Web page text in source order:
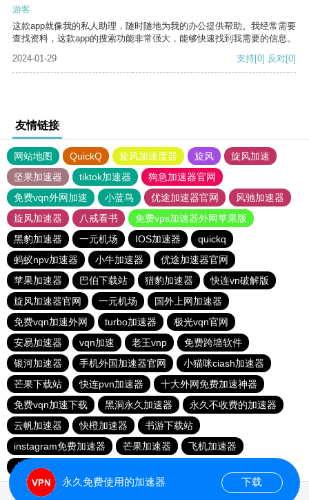
游客
这款app就像我的私人助理，随时随地为我的办公提供帮助。我经常需要
查找资料，这款app的搜索功能非常强大，能够快速找到我需要的信息。
2024-01-29
支持[0] 反对[0]
友情链接
网站地图 QuickQ 旋风加速度器 旋风
旋风加速
坚果加速器
tiktok加速器
狗急加速器官网
免费vqn外网加速
小蓝鸟 优途加速器官网
风驰加速器
旋风加速器
八戒看书
免费vps加速器外网苹果版
黑豹加速器
一元机场 IOS加速器
quickq
蚂蚁npv加速器
小牛加速器
优途加速器官网
苹果加速器
巴伯下载站 猎豹加速器
快连vn破解版
旋风加速器官网
一元机场
国外上网加速器
免费vqn加速外网
turbo加速器
极光vqn官网
安易加速器
vqn加速 老王vnp
免费跨墙软件
银河加速器
手机外国加速器官网
小猫咪ciash加速器
芒果下载站
快连pvn加速器
十大外网免费加速神器
免费vqn加速下载
黑洞永久加速器
永久不收费的加速器
云帆加速器
快橙加速器
书游下载站
instagram免费加速器
芒果加速器
飞机加速器
火箭加速器
永久免费使用的加速器 下载